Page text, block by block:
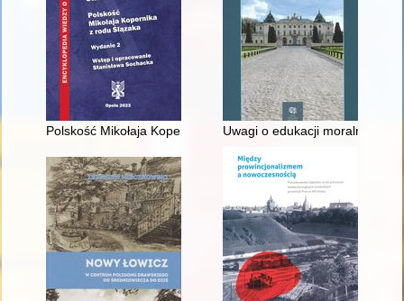
Polskość Mikołaja Kopernika z rodu ŚlązakaUwagi o edukacji moralnej